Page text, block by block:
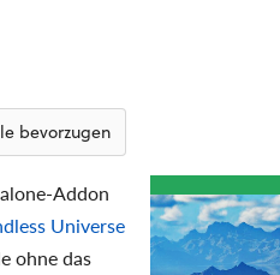
bevorzugen
Addon
Universe
ohne das